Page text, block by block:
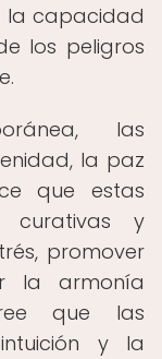
la capacidad
los peligros
las
la paz
que estas
curativas y
promover
la armonía
que las
y la